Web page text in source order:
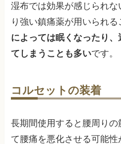
湿布では効果が感じられな
り強い鎮痛薬が用いられ
によっては眠くなったり
てしまうことも多いです。
コルセットの装着
長期間使用すると腰周り
て腰痛を悪化させる可能性